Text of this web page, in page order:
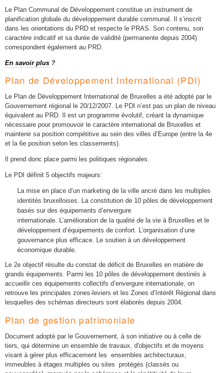
Le Plan Communal de Développement constitue un instrument de
planification globale du développement durable communal. Il s’inscrit
dans les orientations du PRD et respecte le PRAS. Son contenu, son
caractère indicatif et sa durée de validité (permanente depuis 2004)
correspondent également au PRD.
En savoir plus ?
Plan de Développement International (PDI)
Le Plan de Développement International de Bruxelles a été adopté par le
Gouvernement régional le 20/12/2007. Le PDI n’est pas un plan de niveau
équivalent au PRD. Il est un programme évolutif, créant la dynamique
nécessaire pour promouvoir le caractère international de Bruxelles et
maintenir sa position compétitive au sein des villes d’Europe (entre la 4e
et la 6e position selon les classements).
Il prend donc place parmi les politiques régionales.
Le PDI définit 5 objectifs majeurs:
La mise en place d’un marketing de la ville ancré dans les multiples
identités bruxelloises.
La constitution de 10 pôles de développement
basés sur des équipements d’envergure
internationale.
L’amélioration de la qualité de la vie à Bruxelles et le
développement d’équipements de confort.
L’organisation d’une
gouvernance plus efficace.
Le soutien à un développement
économique durable.
Le 2e objectif résulte du constat de déficit de Bruxelles en matière de
grands équipements. Parmi les 10 pôles de développement destinés à
accueillir ces équipements collectifs d’envergure internationale, on
retrouve les principales zones-leviers et les Zones d’Intérêt Régional dans
lesquelles des schémas directeurs sont élaborés depuis 2004.
Plan de gestion patrimoniale
Document adopté par le Gouvernement, à son initiative ou à celle de
tiers, qui détermine un ensemble de travaux, d'objectifs et de moyens
visant à gérer plus efficacement les ensembles architecturaux,
immeubles à étages multiples ou sites protégés (classés ou